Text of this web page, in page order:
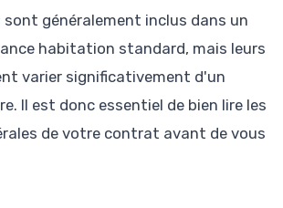
sont généralement inclus dans un
habitation standard, mais leurs
varier significativement d'un
Il est donc essentiel de bien lire les
de votre contrat avant de vous